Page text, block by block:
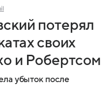
потерял
своих
и Робертсом
убыток после